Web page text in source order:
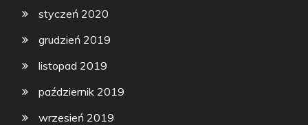
styczeń 2020
grudzień 2019
listopad 2019
październik 2019
wrzesień 2019